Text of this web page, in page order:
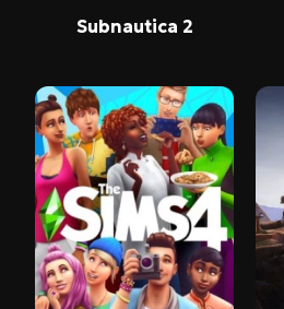
Subnautica 2